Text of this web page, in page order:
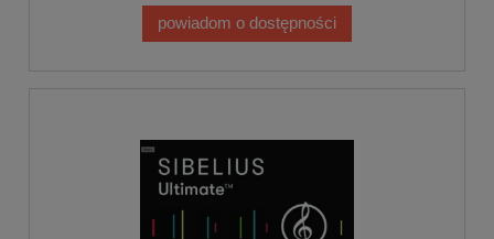
powiadom o dostępności